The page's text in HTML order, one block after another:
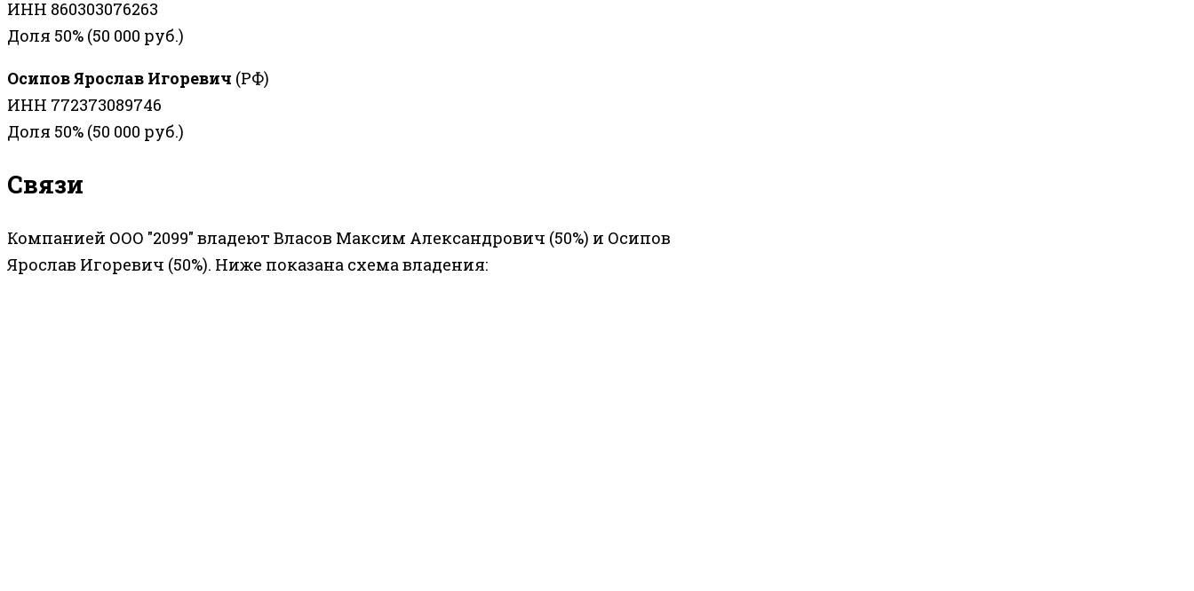
ИНН 860303076263
Доля 50% (50 000 руб.)
Осипов Ярослав Игоревич (РФ)
ИНН 772373089746
Доля 50% (50 000 руб.)
Связи
Компанией ООО "2099" владеют Власов Максим Александрович (50%) и Осипов
Ярослав Игоревич (50%). Ниже показана схема владения: